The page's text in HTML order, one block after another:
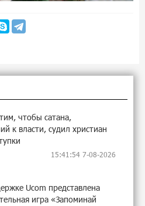
чтобы сатана,
к власти, судил христиан
15:41:54 7-08-2026
Ucom представлена
игра «Запоминай